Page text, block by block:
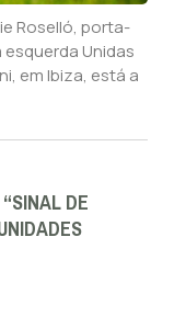
Roselló, porta-
Unidas
em Ibiza, está a
DE